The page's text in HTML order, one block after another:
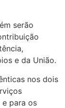
serão
e da União.
nos dois
para os